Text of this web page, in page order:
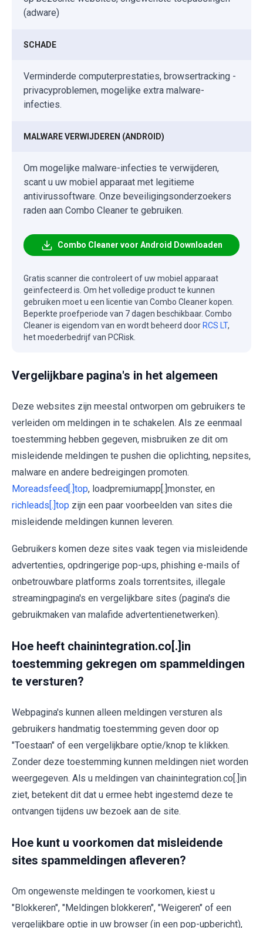
(adware)
SCHADE
Verminderde computerprestaties, browsertracking -
privacyproblemen, mogelijke extra malware-
infecties.
MALWARE VERWIJDEREN (ANDROID)
Om mogelijke malware-infecties te verwijderen,
scant u uw mobiel apparaat met legitieme
antivirussoftware. Onze beveiligingsonderzoekers
raden aan Combo Cleaner te gebruiken.
Combo Cleaner voor Android Downloaden
Gratis scanner die controleert of uw mobiel apparaat
geïnfecteerd is. Om het volledige product te kunnen
gebruiken moet u een licentie van Combo Cleaner kopen.
Beperkte proefperiode van 7 dagen beschikbaar. Combo
Cleaner is eigendom van en wordt beheerd door RCS LT,
het moederbedrijf van PCRisk.
Vergelijkbare pagina's in het algemeen
Deze websites zijn meestal ontworpen om gebruikers te
verleiden om meldingen in te schakelen. Als ze eenmaal
toestemming hebben gegeven, misbruiken ze dit om
misleidende meldingen te pushen die oplichting, nepsites,
malware en andere bedreigingen promoten.
Moreadsfeed[.]top, loadpremiumapp[.]monster, en
richleads[.]top zijn een paar voorbeelden van sites die
misleidende meldingen kunnen leveren.
Gebruikers komen deze sites vaak tegen via misleidende
advertenties, opdringerige pop-ups, phishing e-mails of
onbetrouwbare platforms zoals torrentsites, illegale
streamingpagina's en vergelijkbare sites (pagina's die
gebruikmaken van malafide advertentienetwerken).
Hoe heeft chainintegration.co[.]in
toestemming gekregen om spammeldingen
te versturen?
Webpagina's kunnen alleen meldingen versturen als
gebruikers handmatig toestemming geven door op
"Toestaan" of een vergelijkbare optie/knop te klikken.
Zonder deze toestemming kunnen meldingen niet worden
weergegeven. Als u meldingen van chainintegration.co[.]in
ziet, betekent dit dat u ermee hebt ingestemd deze te
ontvangen tijdens uw bezoek aan de site.
Hoe kunt u voorkomen dat misleidende
sites spammeldingen afleveren?
Om ongewenste meldingen te voorkomen, kiest u
"Blokkeren", "Meldingen blokkeren", "Weigeren" of een
vergelijkbare optie in uw browser (in een pop-upbericht),